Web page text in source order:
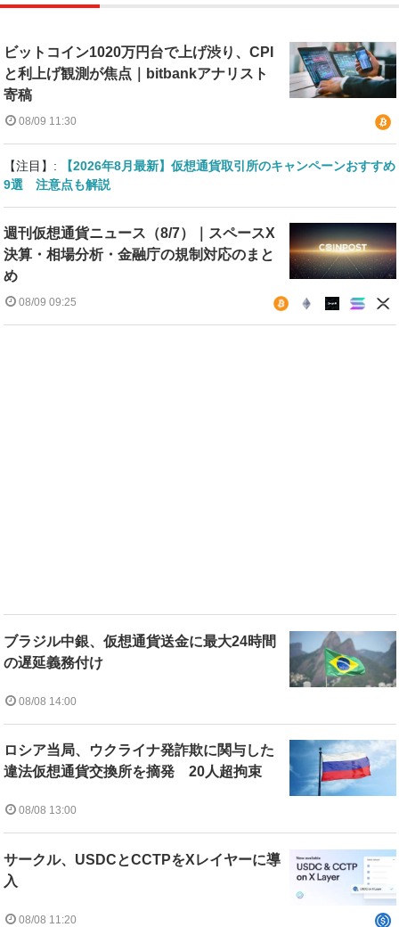
ビットコイン1020万円台で上げ渋り、CPI
と利上げ観測が焦点｜bitbankアナリスト
寄稿
08/09 11:30
【注目】:
【2026年8月最新】仮想通貨取引所のキャンペーンおすすめ
9選 注意点も解説
週刊仮想通貨ニュース（8/7）｜スペースX
決算・相場分析・金融庁の規制対応のまと
め
08/09 09:25
ブラジル中銀、仮想通貨送金に最大24時間
の遅延義務付け
08/08 14:00
ロシア当局、ウクライナ発詐欺に関与した
違法仮想通貨交換所を摘発 20人超拘束
08/08 13:00
サークル、USDCとCCTPをXレイヤーに導
入
08/08 11:20